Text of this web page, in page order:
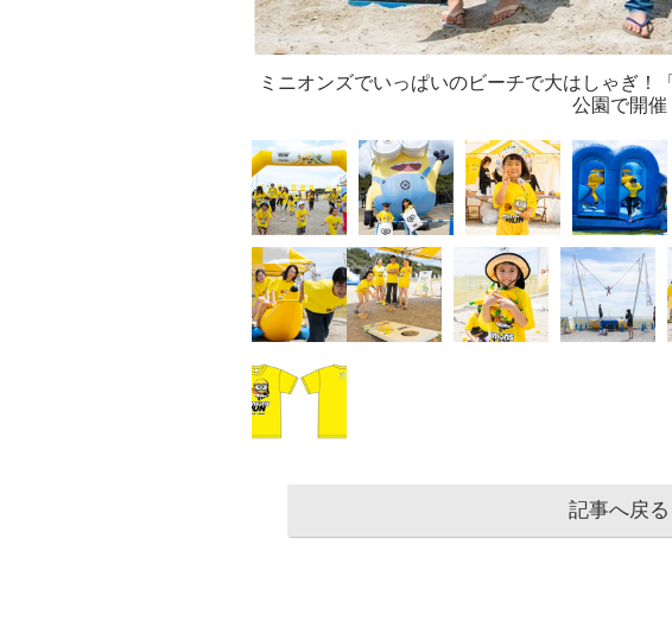
ミニオンズでいっぱいのビーチで大はしゃぎ！
公園で開催
記事へ戻る